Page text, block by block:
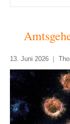
13. Juni 2026